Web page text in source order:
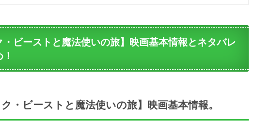
・ビーストと魔法使いの旅】映画基本情報とネタバレ
・ビーストと魔法使いの旅】映画基本情報。